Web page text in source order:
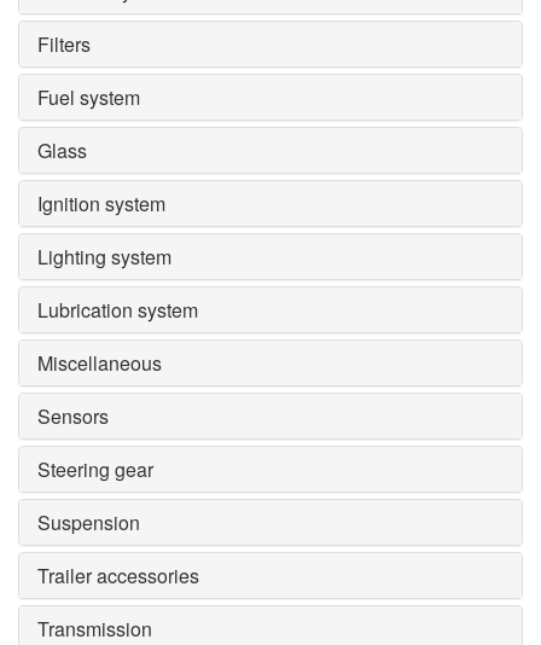
Filters
Fuel system
Glass
Ignition system
Lighting system
Lubrication system
Miscellaneous
Sensors
Steering gear
Suspension
Trailer accessories
Transmission